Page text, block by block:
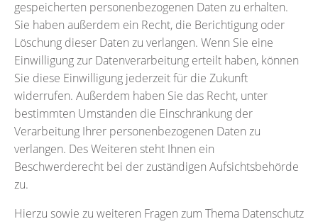
gespeicherten personenbezogenen Daten zu erhalten.
Sie haben außerdem ein Recht, die Berichtigung oder
Löschung dieser Daten zu verlangen. Wenn Sie eine
Einwilligung zur Datenverarbeitung erteilt haben, können
Sie diese Einwilligung jederzeit für die Zukunft
widerrufen. Außerdem haben Sie das Recht, unter
bestimmten Umständen die Einschränkung der
Verarbeitung Ihrer personenbezogenen Daten zu
verlangen. Des Weiteren steht Ihnen ein
Beschwerderecht bei der zuständigen Aufsichtsbehörde
zu.
Hierzu sowie zu weiteren Fragen zum Thema Datenschutz